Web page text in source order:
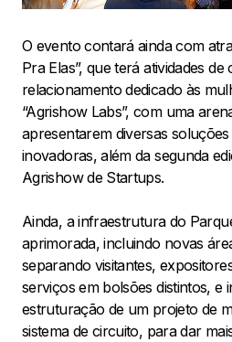
O evento contará ainda com
Pra Elas”, que terá atividades
relacionamento dedicado às
“Agrishow Labs”, com uma
apresentarem diversas
inovadoras, além da segunda
Agrishow de Startups.
Ainda, a infraestrutura do
aprimorada, incluindo novas
separando visitantes,
serviços em bolsões distintos, e
estruturação de um projeto de
sistema de circuito, para dar